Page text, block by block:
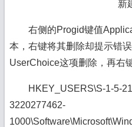
新
右侧的Progid键值
本，右键将其删除却提示错
UserChoice这项删除，再右
HKEY_USERS\S-1-5-
3220277462-